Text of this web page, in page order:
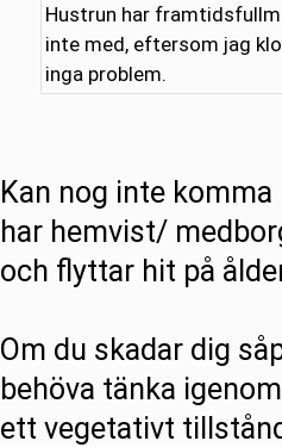
Hustrun har
inte med, eftersom jag
inga problem.
Kan nog inte
har hemvist/
och flyttar hit på
Om du skadar dig
behöva tänka
ett vegetativt